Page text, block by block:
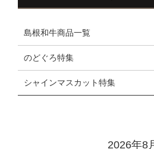
島根和牛商品一覧
のどぐろ特集
シャインマスカット特集
2026年8